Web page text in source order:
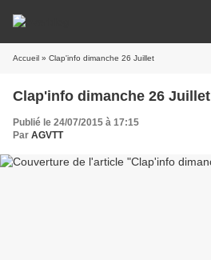
Accueil » Clap'info dimanche 26 Juillet
Clap'info dimanche 26 Juillet
Publié le 24/07/2015 à 17:15
Par AGVTT